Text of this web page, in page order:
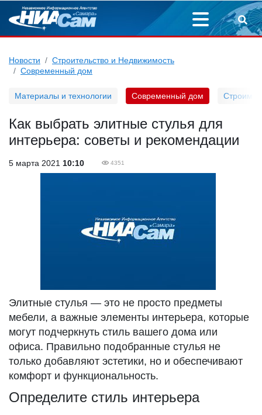
Новости
Строительство и Недвижимость
Современный дом
Материалы и технологии Современный дом Строим
Как выбрать элитные стулья для
интерьера: советы и рекомендации
5 марта 2021 10:10 4351
Элитные стулья — это не просто предметы
мебели, а важные элементы интерьера, которые
могут подчеркнуть стиль вашего дома или
офиса. Правильно подобранные стулья не
только добавляют эстетики, но и обеспечивают
комфорт и функциональность.
Определите стиль интерьера